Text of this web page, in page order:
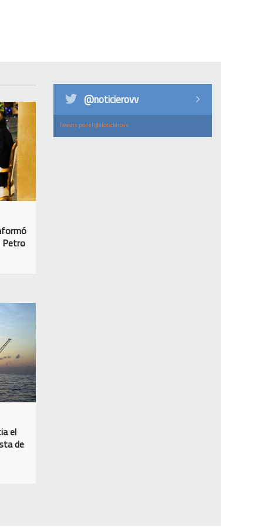
Petro
el
de
@noticierovv
Tweets por el @noticierovv.